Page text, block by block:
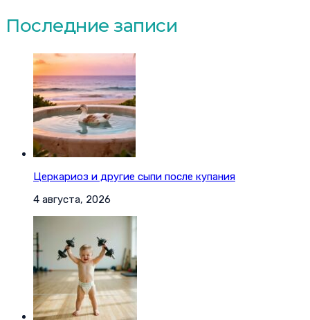
Последние записи
Церкариоз и другие сыпи после купания
4 августа, 2026